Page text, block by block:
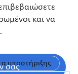
και να
σας
υποστήριξης